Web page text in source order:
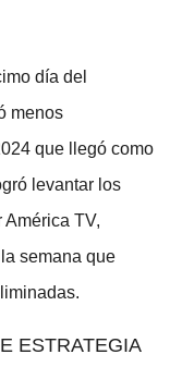
día del
menos
que llegó como
levantar los
América TV,
semana que
ESTRATEGIA